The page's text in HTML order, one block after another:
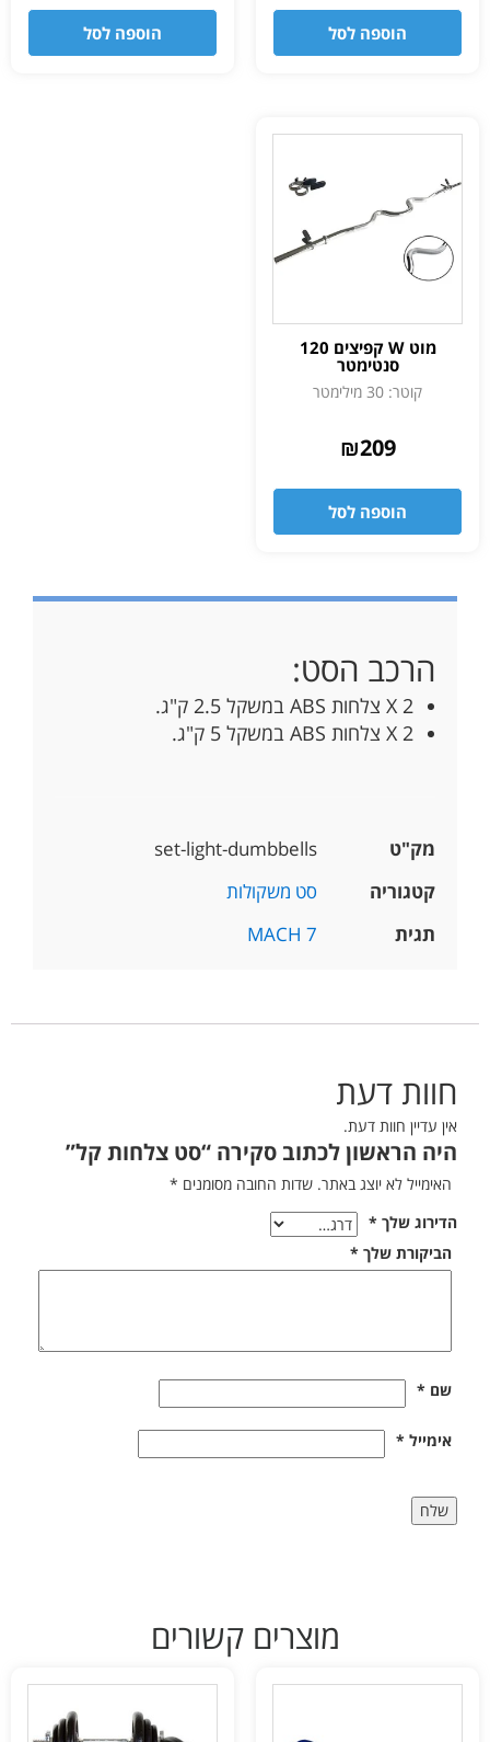
הוספה לסל הוספה לסל
מוט W קפיצים 120
סנטימטר
קוטר: 30 מילימטר
₪209
הוספה לסל
הרכב הסט:
2 X צלחות ABS במשקל 2.5 ק"ג.
2 X צלחות ABS במשקל 5 ק"ג.
מק"ט
set-light-dumbbells
קטגוריה
סט משקולות
תגית
MACH 7
חוות דעת
אין עדיין חוות דעת.
היה הראשון לכתוב סקירה “סט צלחות קל”
האימייל לא יוצג באתר. שדות החובה מסומנים *
הדירוג שלך *
הביקורת שלך *
שם *
אימייל *
מוצרים קשורים